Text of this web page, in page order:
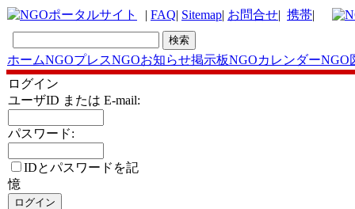
| FAQ| Sitemap| お問合せ| 携帯|
ホームNGOプレスNGOお知らせ掲示板NGOカレンダーNGO
ログイン
ユーザID または E-mail:
パスワード:
IDとパスワードを記
憶